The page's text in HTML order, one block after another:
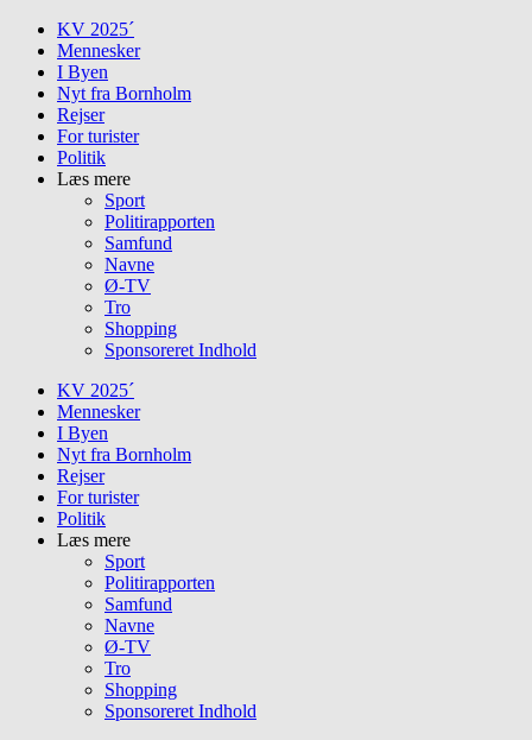
Skip
content
KV 2025´
Mennesker
I Byen
Nyt fra Bornholm
Rejser
For turister
Politik
Læs mere
Sport
Politirapporten
Samfund
Navne
Ø-TV
Tro
Shopping
Sponsoreret Indhold
KV 2025´
Mennesker
I Byen
Nyt fra Bornholm
Rejser
For turister
Politik
Læs mere
Sport
Politirapporten
Samfund
Navne
Ø-TV
Tro
Shopping
Sponsoreret Indhold